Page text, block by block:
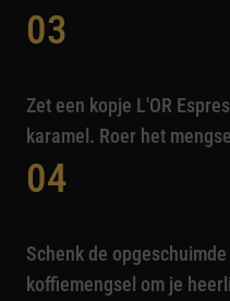
03
Zet een kopje L'OR
karamel. Roer het
04
Schenk de
koffiemengsel om je